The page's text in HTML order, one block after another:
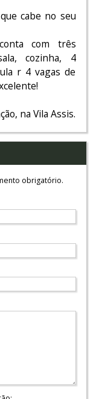
cabe no seu
com três
cozinha, 4
r 4 vagas de
na Vila Assis.
obrigatório.